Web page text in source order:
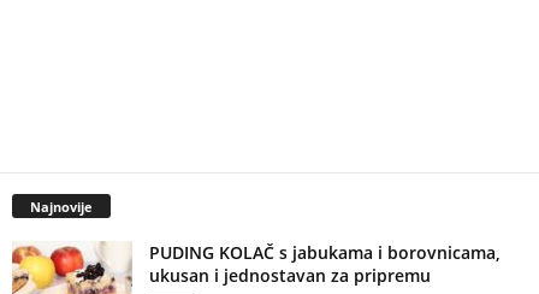
Najnovije
PUDING KOLAČ s jabukama i borovnicama,
ukusan i jednostavan za pripremu